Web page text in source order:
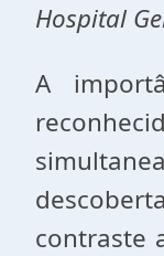
Hospital
A
contraste